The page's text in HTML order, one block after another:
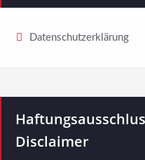
Datenschutzerklärung
Disclaimer